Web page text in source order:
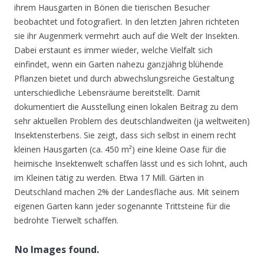
ihrem Hausgarten in Bönen die tierischen Besucher
beobachtet und fotografiert. In den letzten Jahren richteten
sie ihr Augenmerk vermehrt auch auf die Welt der Insekten.
Dabei erstaunt es immer wieder, welche Vielfalt sich
einfindet, wenn ein Garten nahezu ganzjährig blühende
Pflanzen bietet und durch abwechslungsreiche Gestaltung
unterschiedliche Lebensräume bereitstellt. Damit
dokumentiert die Ausstellung einen lokalen Beitrag zu dem
sehr aktuellen Problem des deutschlandweiten (ja weltweiten)
Insektensterbens. Sie zeigt, dass sich selbst in einem recht
kleinen Hausgarten (ca. 450 m²) eine kleine Oase für die
heimische Insektenwelt schaffen lässt und es sich lohnt, auch
im Kleinen tätig zu werden. Etwa 17 Mill. Gärten in
Deutschland machen 2% der Landesfläche aus. Mit seinem
eigenen Garten kann jeder sogenannte Trittsteine für die
bedrohte Tierwelt schaffen.
No Images found.